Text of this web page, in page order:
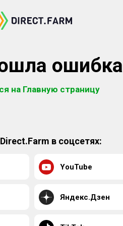
ошибка
на Главную страницу
в соцсетях:
YouTube
Яндекс.Дзен